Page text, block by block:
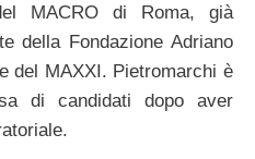
MACRO di Roma, già
della Fondazione Adriano
del MAXXI. Pietromarchi è
di candidati dopo aver